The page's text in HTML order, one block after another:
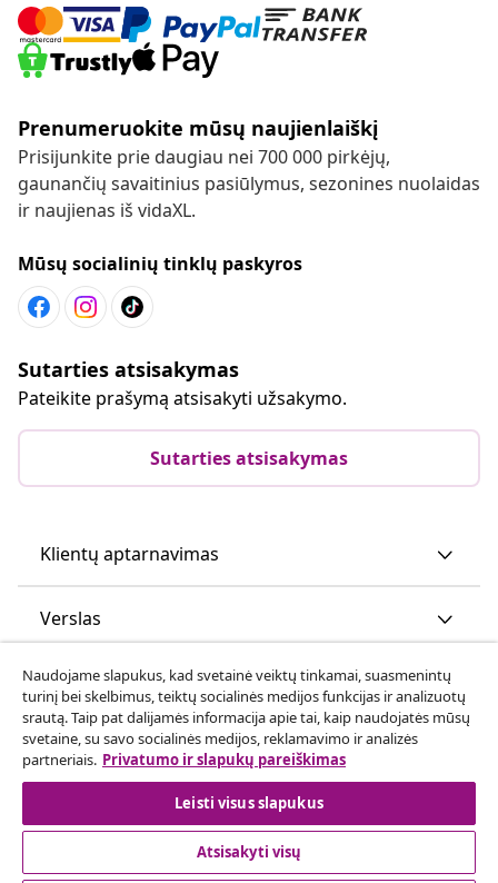
Prenumeruokite mūsų naujienlaiškį
Prisijunkite prie daugiau nei 700 000 pirkėjų,
gaunančių savaitinius pasiūlymus, sezonines nuolaidas
ir naujienas iš vidaXL.
Mūsų socialinių tinklų paskyros
Sutarties atsisakymas
Pateikite prašymą atsisakyti užsakymo.
Sutarties atsisakymas
Klientų aptarnavimas
Verslas
vidaXL
Atraskite daugiau
Naudojame slapukus, kad svetainė veiktų tinkamai, suasmenintų
turinį bei skelbimus, teiktų socialinės medijos funkcijas ir analizuotų
srautą. Taip pat dalijamės informacija apie tai, kaip naudojatės mūsų
svetaine, su savo socialinės medijos, reklamavimo ir analizės
partneriais. Privatumo ir slapukų pareiškimas
Leisti visus slapukus
Atsisakyti visų